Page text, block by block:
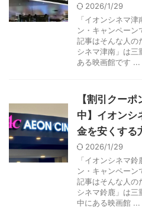
2026/1/29
「イオンシネマ
ン・キャンペー
記事はそんな人の
シネマ津南」は三
ある映画館です ...
【割引クー
中】イオンシ
金を安くする
2026/1/29
「イオンシネマ
ン・キャンペー
記事はそんな人の
シネマ鈴鹿」は三
中にある映画館 ...